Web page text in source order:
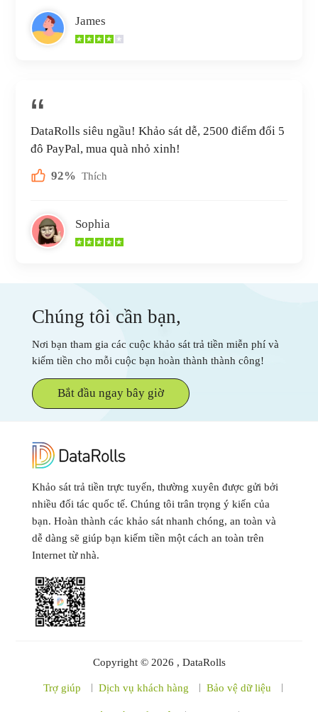
James
DataRolls siêu ngầu! Khảo sát dễ, 2500 điểm đổi 5
đô PayPal, mua quà nhỏ xinh!
92% Thích
Sophia
Chúng tôi cần bạn,
Nơi bạn tham gia các cuộc khảo sát trả tiền miễn phí và
kiếm tiền cho mỗi cuộc bạn hoàn thành thành công!
Bắt đầu ngay bây giờ
Khảo sát trả tiền trực tuyến, thường xuyên được gửi bởi
nhiều đối tác quốc tế. Chúng tôi trân trọng ý kiến của
bạn. Hoàn thành các khảo sát nhanh chóng, an toàn và
dễ dàng sẽ giúp bạn kiếm tiền một cách an toàn trên
Internet từ nhà.
Copyright © 2026 , DataRolls
Trợ giúp Dịch vụ khách hàng Bảo vệ dữ liệu